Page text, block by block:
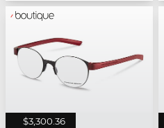
$3,300.36